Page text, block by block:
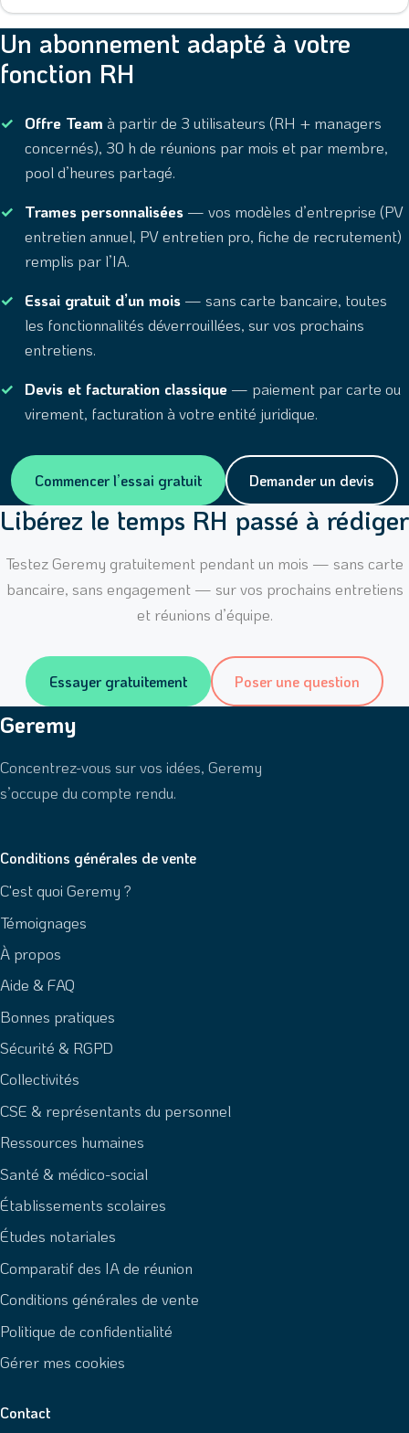
Un abonnement adapté à votre
fonction RH
Offre Team à partir de 3 utilisateurs (RH + managers
concernés), 30 h de réunions par mois et par membre,
pool d’heures partagé.
Trames personnalisées — vos modèles d’entreprise (PV
entretien annuel, PV entretien pro, fiche de recrutement)
remplis par l’IA.
Essai gratuit d’un mois — sans carte bancaire, toutes
les fonctionnalités déverrouillées, sur vos prochains
entretiens.
Devis et facturation classique — paiement par carte ou
virement, facturation à votre entité juridique.
Commencer l’essai gratuit Demander un devis
Libérez le temps RH passé à rédiger
Testez Geremy gratuitement pendant un mois — sans carte
bancaire, sans engagement — sur vos prochains entretiens
et réunions d’équipe.
Essayer gratuitement Poser une question
Geremy
Concentrez-vous sur vos idées, Geremy
s’occupe du compte rendu.
Conditions générales de vente
C'est quoi Geremy ?
Témoignages
À propos
Aide & FAQ
Bonnes pratiques
Sécurité & RGPD
Collectivités
CSE & représentants du personnel
Ressources humaines
Santé & médico-social
Établissements scolaires
Études notariales
Comparatif des IA de réunion
Conditions générales de vente
Politique de confidentialité
Gérer mes cookies
Contact